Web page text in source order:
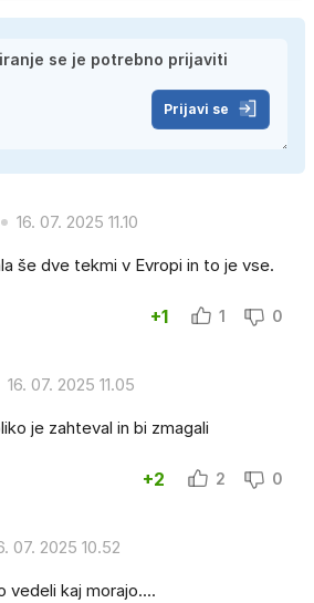
Prijavi se
16. 07. 2025 11.10
še dve tekmi v Evropi in to je vse.
+1 1 0
16. 07. 2025 11.05
je zahteval in bi zmagali
+2 2 0
07. 2025 10.52
vedeli kaj morajo....